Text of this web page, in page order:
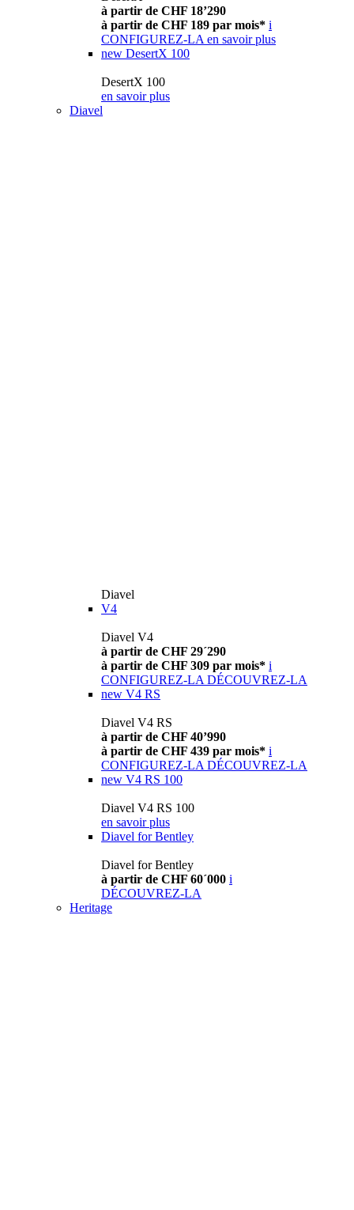
à partir de CHF 18’290
à partir de CHF 189 par mois* i
CONFIGUREZ-LA en savoir plus
new DesertX 100
DesertX 100
en savoir plus
Diavel
Diavel
V4
Diavel V4
à partir de CHF 29´290
à partir de CHF 309 par mois* i
CONFIGUREZ-LA DÉCOUVREZ-LA
new V4 RS
Diavel V4 RS
à partir de CHF 40’990
à partir de CHF 439 par mois* i
CONFIGUREZ-LA DÉCOUVREZ-LA
new V4 RS 100
Diavel V4 RS 100
en savoir plus
Diavel for Bentley
Diavel for Bentley
à partir de CHF 60´000 i
DÉCOUVREZ-LA
Heritage